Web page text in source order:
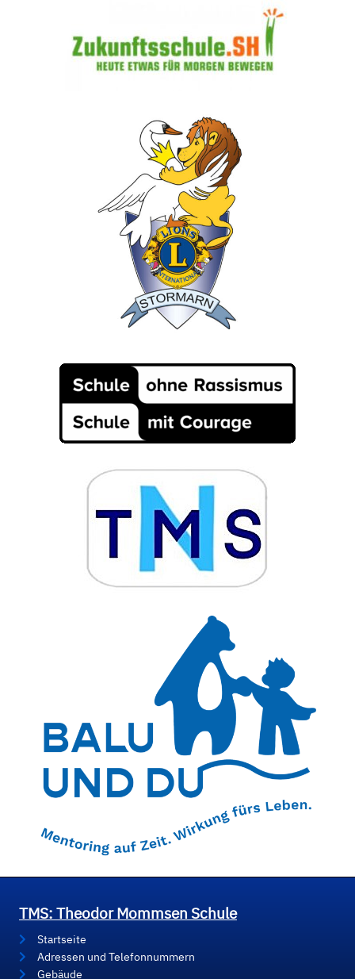
TMS: Theodor Mommsen Schule
Startseite
Adressen und Telefonnummern
Gebäude